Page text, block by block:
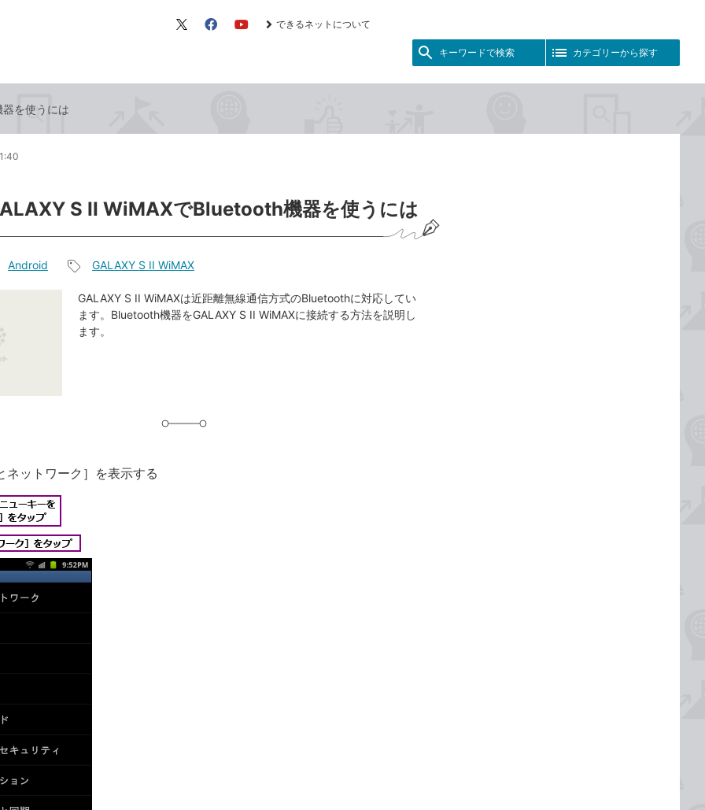
X（旧 FacebookYouTube
できるネットについて
キーワードで検索 カテゴリーから探す
を使うには
S II WiMAXでBluetooth機器を使うには
Android
事
タ
グ
GALAXY S II WiMAX
GALAXY S II WiMAXは近距離無線通信方式のBluetoothに対応してい
ます。Bluetooth機器をGALAXY S II WiMAXに接続する方法を説明し
ます。
ネットワーク］を表示する